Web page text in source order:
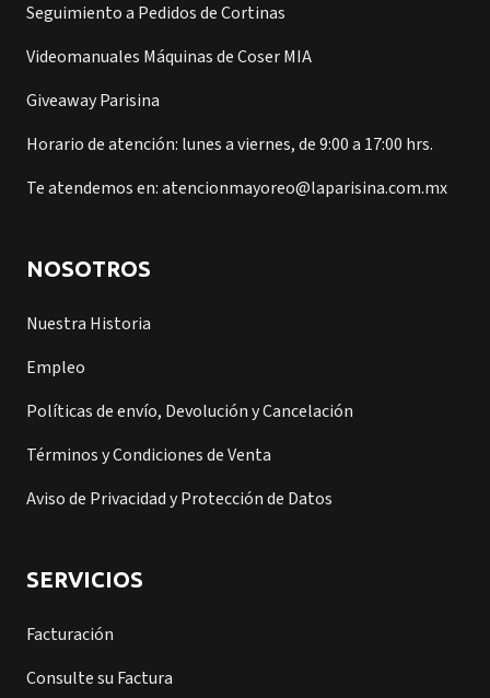
Seguimiento a Pedidos de Cortinas
Videomanuales Máquinas de Coser MIA
Giveaway Parisina
Horario de atención: lunes a viernes, de 9:00 a 17:00 hrs.
Te atendemos en: atencionmayoreo@laparisina.com.mx
NOSOTROS
Nuestra Historia
Empleo
Políticas de envío, Devolución y Cancelación
Términos y Condiciones de Venta
Aviso de Privacidad y Protección de Datos
SERVICIOS
Facturación
Consulte su Factura